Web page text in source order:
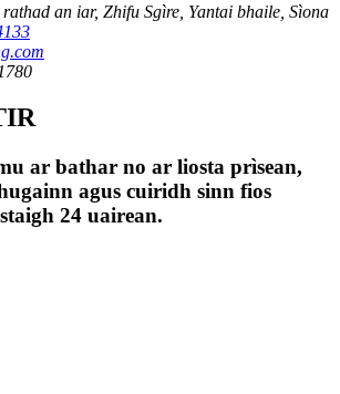
an iar, Zhifu Sgìre, Yantai bhaile, Sìona
ar bathar no ar liosta prìsean,
agus cuiridh sinn fios
24 uairean.